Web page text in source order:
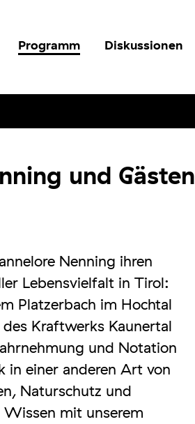
Programm Diskussionen
und Gästen
Nenning ihren
Lebensvielfalt in Tirol:
Platzerbach im Hochtal
Kraftwerks Kaunertal
und Notation
in einer anderen Art von
Naturschutz und
Wissen mit unserem